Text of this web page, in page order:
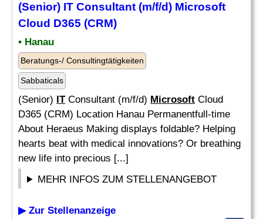
(Senior) IT Consultant (m/f/d) Microsoft
Cloud D365 (CRM)
• Hanau
Beratungs-/ Consultingtätigkeiten
Sabbaticals
(Senior) ITConsultant (m/f/d) Microsoft Cloud
D365 (CRM) Location Hanau Permanentfull-time
About Heraeus Making displays foldable? Helping
hearts beat with medical innovations? Or breathing
new life into precious [...]
MEHR INFOS ZUM STELLENANGEBOT
▶ Zur Stellenanzeige